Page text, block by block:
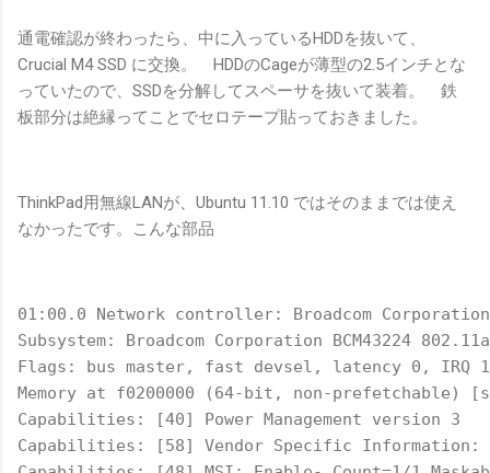
通電確認が終わったら、中に入っているHDDを抜いて、
Crucial M4 SSD に交換。 HDDのCageが薄型の2.5インチとな
っていたので、SSDを分解してスペーサを抜いて装着。 鉄
板部分は絶縁ってことでセロテープ貼っておきました。
ThinkPad用無線LANが、Ubuntu 11.10 ではそのままでは使え
なかったです。こんな部品
01:00.0 Network controller: Broadcom
Subsystem: Broadcom Corporation BCM43224
Flags: bus master, fast devsel, latency 0, IRQ
Memory at f0200000 (64-bit, non-prefetchable)
Capabilities: [40] Power Management version 3
Capabilities: [58] Vendor Specific Information: